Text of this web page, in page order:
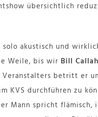
übersichtlich
akustisch und
Weile, bis wir Bill
betritt er
durchführen zu
Mann spricht flämisch,